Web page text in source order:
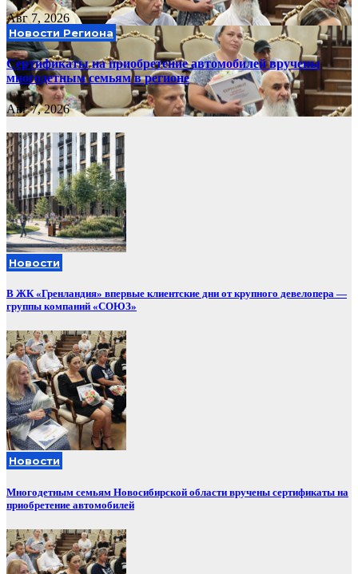
Авг 7, 2026
Новости Региона
Сертификаты на приобретение автомобилей вручены
многодетным семьям в регионе
Авг 7, 2026
Новости
В ЖК «Гренландия» впервые клиентские дни от крупного девелопера —
группы компаний «СОЮЗ»
Новости
Многодетным семьям Новосибирской области вручены сертификаты на
приобретение автомобилей